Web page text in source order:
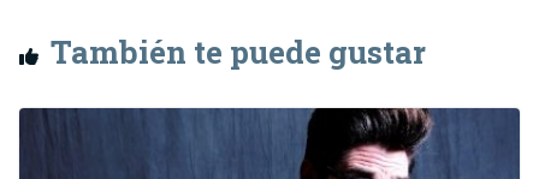
También te puede gustar